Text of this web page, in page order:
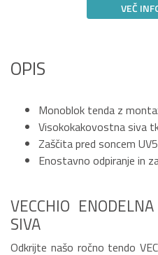
VEČ
OPIS
Monoblok tenda z
Visokokakovostna siva
Zaščita pred soncem
Enostavno odpiranje in
VECCHIO
SIVA
Odkrijte našo ročno tendo